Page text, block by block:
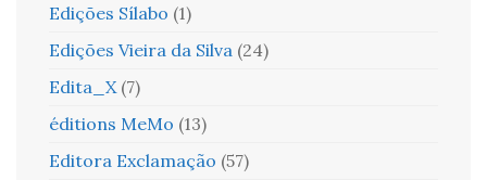
Edições Sílabo (1)
Edições Vieira da Silva (24)
Edita_X (7)
éditions MeMo (13)
Editora Exclamação (57)